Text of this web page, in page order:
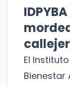
El
Bienestar